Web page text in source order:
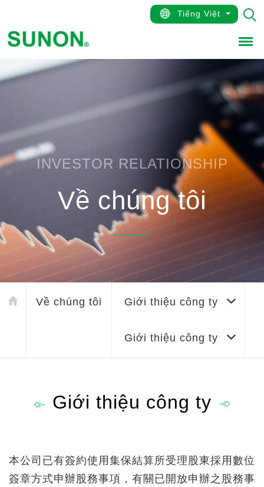
Tiếng Việt
Menu
INVESTOR RELATIONSHIP
Về chúng tôi
Về chúng tôi Giới thiệu công ty
Giới thiệu công ty
Giới thiệu công ty
本公司已有簽約使用集保結算所受理股東採用數位
簽章方式申辦股務事項，有關已開放申辦之股務事